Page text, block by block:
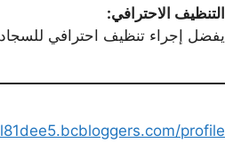
التنظيف الاحترافي:
يفضل إجراء تنظيف احترافي
profile